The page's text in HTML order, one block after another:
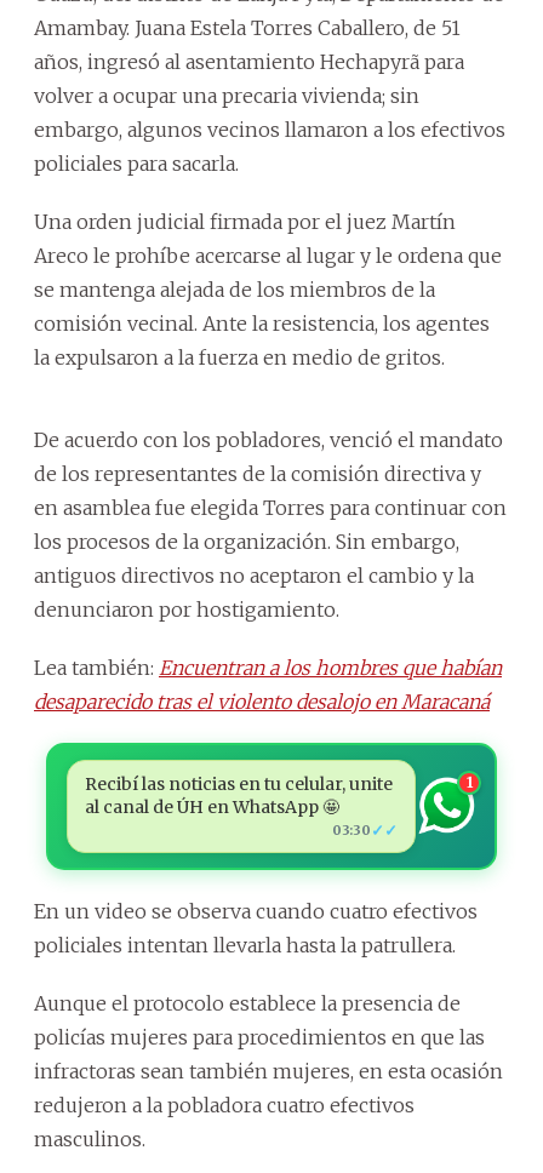
Amambay. Juana Estela Torres Caballero, de 51
años, ingresó al asentamiento Hechapyrã para
volver a ocupar una precaria vivienda; sin
embargo, algunos vecinos llamaron a los efectivos
policiales para sacarla.
Una orden judicial firmada por el juez Martín
Areco le prohíbe acercarse al lugar y le ordena que
se mantenga alejada de los miembros de la
comisión vecinal. Ante la resistencia, los agentes
la expulsaron a la fuerza en medio de gritos.
De acuerdo con los pobladores, venció el mandato
de los representantes de la comisión directiva y
en asamblea fue elegida Torres para continuar con
los procesos de la organización. Sin embargo,
antiguos directivos no aceptaron el cambio y la
denunciaron por hostigamiento.
Lea también: Encuentran a los hombres que habían
desaparecido tras el violento desalojo en Maracaná
Recibí las noticias en tu celular, unite
al canal de ÚH en WhatsApp 🤩
03:30 ✓✓
1
En un video se observa cuando cuatro efectivos
policiales intentan llevarla hasta la patrullera.
Aunque el protocolo establece la presencia de
policías mujeres para procedimientos en que las
infractoras sean también mujeres, en esta ocasión
redujeron a la pobladora cuatro efectivos
masculinos.